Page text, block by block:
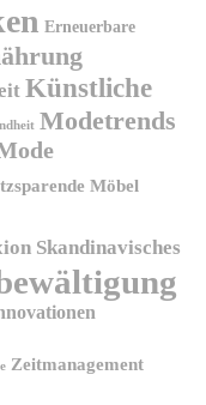
Erneuerbare
Künstliche
Modetrends
Möbel
Skandinavisches
Zeitmanagement